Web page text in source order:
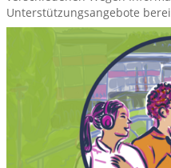
Unterstützungsangebote